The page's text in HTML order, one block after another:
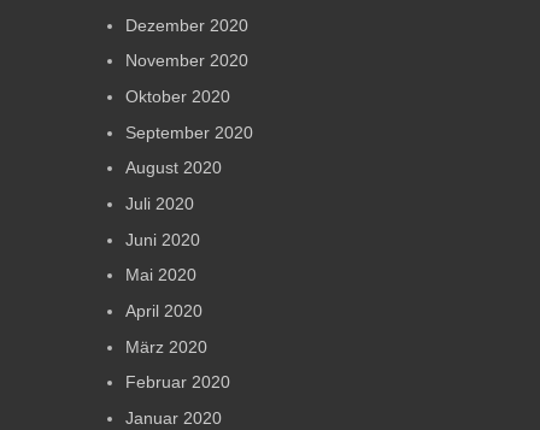
Dezember 2020
November 2020
Oktober 2020
September 2020
August 2020
Juli 2020
Juni 2020
Mai 2020
April 2020
März 2020
Februar 2020
Januar 2020